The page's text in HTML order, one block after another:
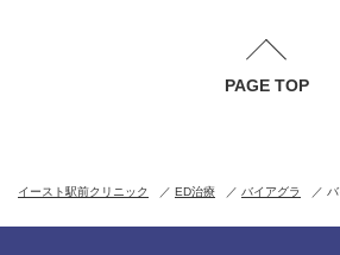
PAGE TOP
イースト駅前クリニック ED治療 バイアグラ